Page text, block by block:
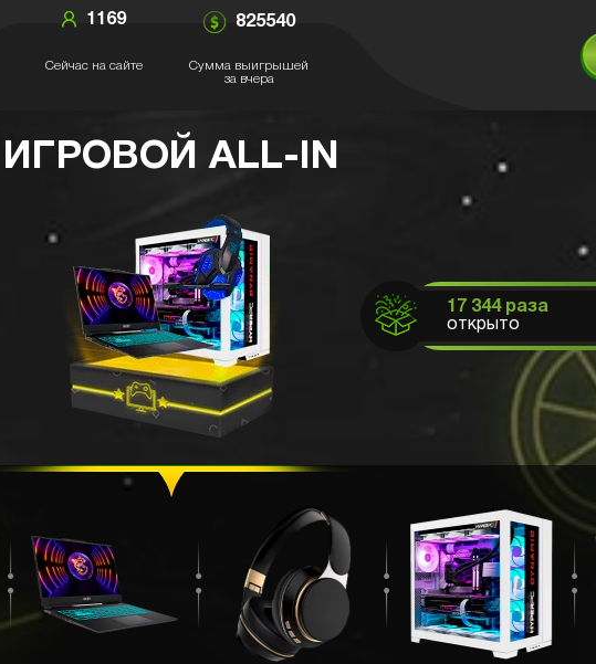
1169
Сейчас на сайте
825540
Сумма выигрышей
за вчера
ИГРОВОЙ ALL-IN
17 344 раза
открыто